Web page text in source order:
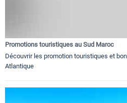
Promotions touristiques au Sud Maroc
Découvrir les promotion touristiques et
Atlantique